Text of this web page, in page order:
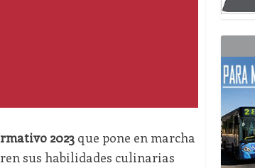
2023que pone en marcha
sus habilidades culinarias